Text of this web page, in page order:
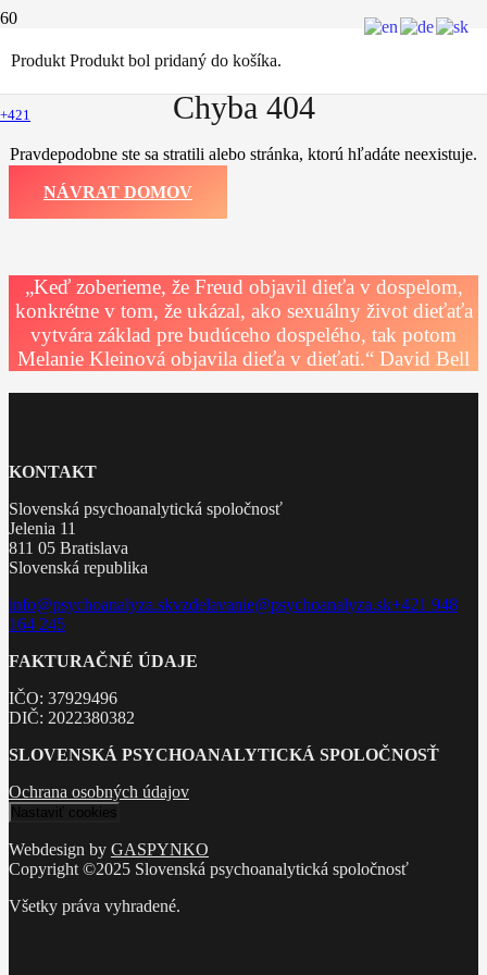
Produkt Produkt bol pridaný do košíka.
+421 Chyba 404
Pravdepodobne ste sa stratili alebo stránka, ktorú hľadáte neexistuje.
NÁVRAT DOMOV
„Keď zoberieme, že Freud objavil dieťa v dospelom,
konkrétne v tom, že ukázal, ako sexuálny život dieťaťa
vytvára základ pre budúceho dospelého, tak potom
Melanie Kleinová objavila dieťa v dieťati.“ David Bell
KONTAKT
Slovenská psychoanalytická spoločnosť
Jelenia 11
811 05 Bratislava
Slovenská republika
info@psychoanalyza.skvzdelavanie@psychoanalyza.sk+421 948
164 245
FAKTURAČNÉ ÚDAJE
IČO: 37929496
DIČ: 2022380382
SLOVENSKÁ PSYCHOANALYTICKÁ SPOLOČNOSŤ
Ochrana osobných údajov
Nastaviť cookies
Webdesign by GASPYNKO
Copyright ©2025 Slovenská psychoanalytická spoločnosť
Všetky práva vyhradené.